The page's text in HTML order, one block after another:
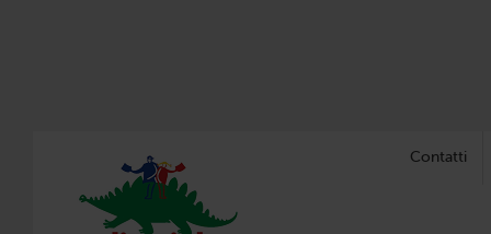
Contatti